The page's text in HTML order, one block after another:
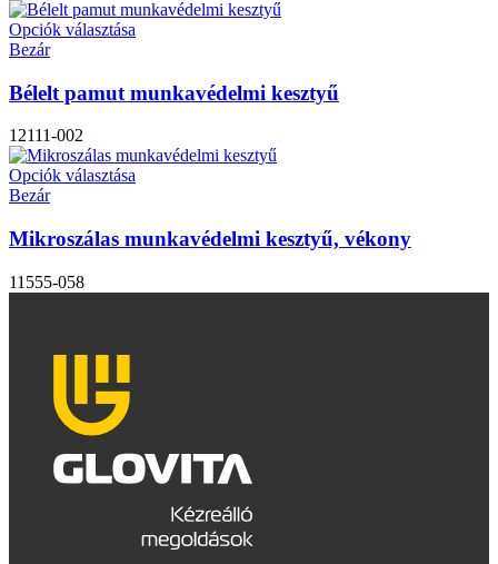
Opciók választása
Bezár
Bélelt pamut munkavédelmi kesztyű
12111-002
Opciók választása
Bezár
Mikroszálas munkavédelmi kesztyű, vékony
11555-058